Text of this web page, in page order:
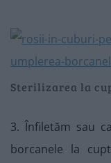
Sterilizarea la
3. Înfiletăm sau
borcanele la